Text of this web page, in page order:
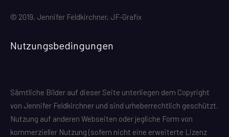
© 2019, Jennifer Feldkirchner, JF-Grafix
Nutzungsbedingungen
Sämtliche Bilder auf dieser Seite unterliegen dem Copyright
von Jennifer Feldkirchner und sind urheberrechtlich geschützt.
Nutzung auf anderen Webseiten oder jegliche Form von
kommerzieller Nutzung (sofern nicht eine erweiterte Lizenz